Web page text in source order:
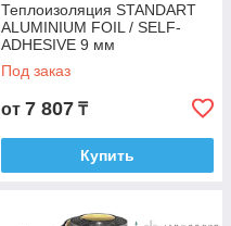
Теплоизоляция STANDART
ALUMINIUM FOIL / SELF-
ADHESIVE 9 мм
самоклеющаяся с алюм.
покрытием
Под заказ
от 7 807 ₸
Купить